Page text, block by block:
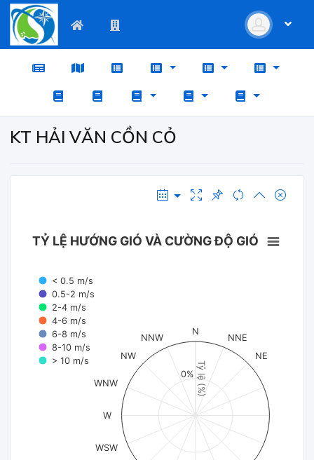
KT HẢI VĂN CỒN CỎ
Tỷ lệ (%)
TỶ LỆ HƯỚNG GIÓ VÀ CƯỜNG ĐỘ GIÓ
< 0.5 m/s
0.5-2 m/s
2-4 m/s
4-6 m/s
6-8 m/s
8-10 m/s
> 10 m/s
N
NNE
NE
WSW
W
WNW
NW
NNW
0%